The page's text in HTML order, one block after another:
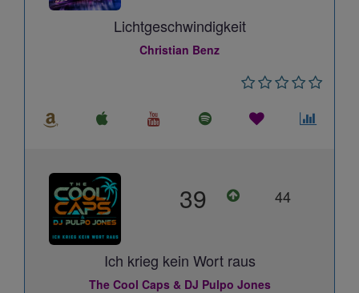
Lichtgeschwindigkeit
Christian Benz
39 44
Ich krieg kein Wort raus
The Cool Caps & DJ Pulpo Jones